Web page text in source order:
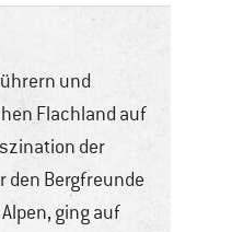
und
Flachland auf
der
den Bergfreunde
ging auf